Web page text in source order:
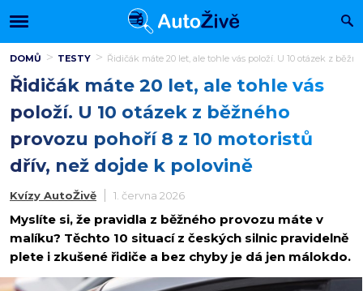
DOMŮ TESTY Řidičák máte 20 let, ale tohle vás položí. U 10 otázek z
Řidičák máte 20 let, ale tohle vás
položí. U 10 otázek z běžného
provozu pohoří 8 z 10 motoristů
dřív, než dojde k polovině
Kvízy AutoŽivě 1. června 2026
Myslíte si, že pravidla z běžného provozu máte v
malíku? Těchto 10 situací z českých silnic pravidelně
plete i zkušené řidiče a bez chyby je dá jen málokdo.